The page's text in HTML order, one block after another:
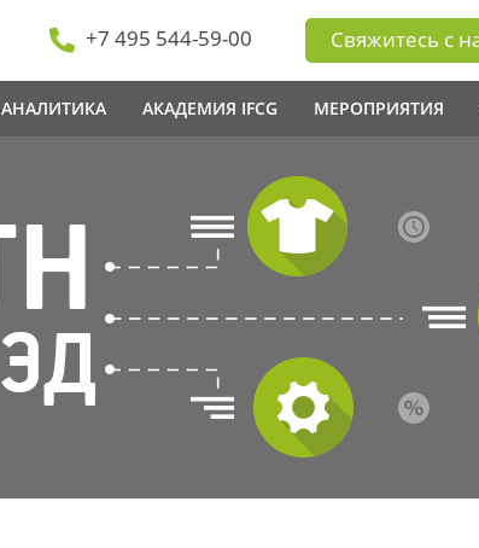
+7 495 544-59-00 Свяжитесь с
АНАЛИТИКА АКАДЕМИЯ IFCG МЕРОПРИЯТИЯ